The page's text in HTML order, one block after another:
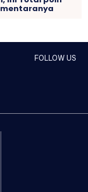
FOLLOW US